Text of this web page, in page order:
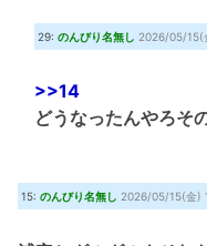
29: のんびり名無し 2026/05/15(
>>14
どうなったんやろそ
15: のんびり名無し 2026/05/15(金)